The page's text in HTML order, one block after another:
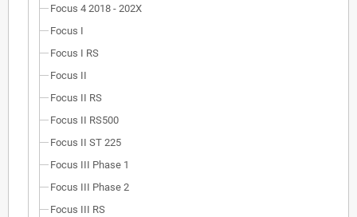
Focus 4 2018 - 202X
Focus I
Focus I RS
Focus II
Focus II RS
Focus II RS500
Focus II ST 225
Focus III Phase 1
Focus III Phase 2
Focus III RS